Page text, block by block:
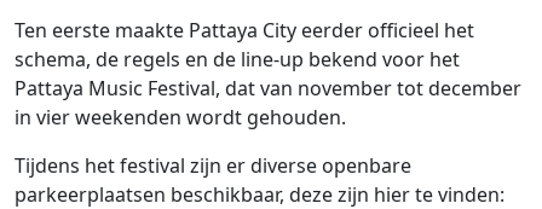
Ten eerste maakte Pattaya City eerder officieel het
schema, de regels en de line-up bekend voor het
Pattaya Music Festival, dat van november tot december
in vier weekenden wordt gehouden.
Tijdens het festival zijn er diverse openbare
parkeerplaatsen beschikbaar, deze zijn hier te vinden: